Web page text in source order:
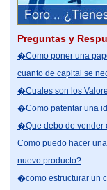
Preguntas y
�Como poner una
cuanto de capital se
�Cuales son los
�Como patentar una
�Que debo de vender
Como puedo hacer
nuevo producto?
�como estructurar un